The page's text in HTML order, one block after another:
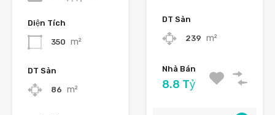
Diện Tích
350 m²
DT Sàn
86 m²
DT Sàn
239 m²
Nhà Bán
8.8 Tỷ